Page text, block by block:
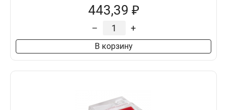
443,39 ₽
– +
В корзину